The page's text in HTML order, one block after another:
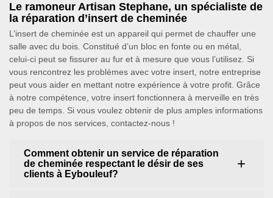
Le ramoneur Artisan Stephane, un spécialiste de
la réparation d’insert de cheminée
L’insert de cheminée est un appareil qui permet de chauffer une
salle avec du bois. Constitué d’un bloc en fonte ou en métal,
celui-ci peut se fissurer au fur et à mesure que vous l’utilisez. Si
vous rencontrez les problèmes avec votre insert, notre entreprise
peut vous aider en mettant notre expérience à votre profit. Grâce
à notre compétence, votre insert fonctionnera à merveille en très
peu de temps. Si vous voulez obtenir de plus amples informations
à propos de nos services, contactez-nous !
Comment obtenir un service de réparation
de cheminée respectant le désir de ses
clients à Eybouleuf?